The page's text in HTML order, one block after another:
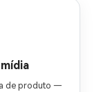
de produto —